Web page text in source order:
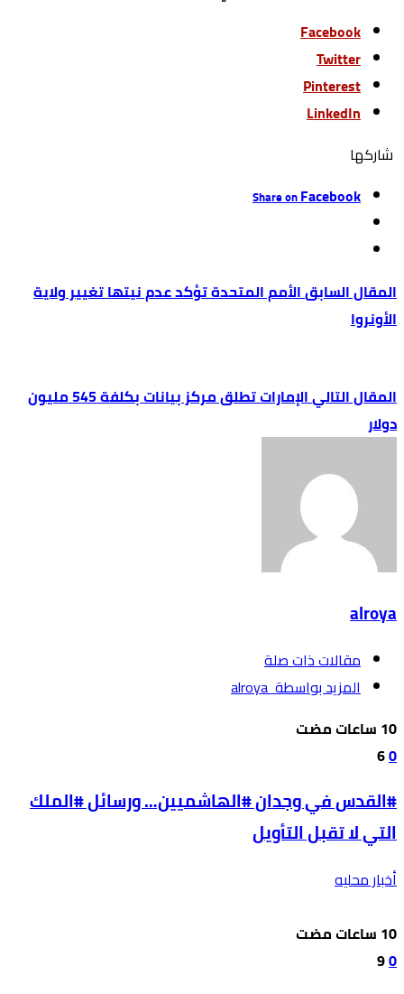
Facebook
Twitter
Pinterest
LinkedIn
‫‫ شاركها‬
Share onFacebook
الأمم المتحدة تؤكد عدم نيتها تغيير ولاية
الأونروا
الإمارات تطلق مركز بيانات بكلفة 545 مليون
دولار
alroya
‫مقالات ذات صلة‬
‫‫المزيد بواسطة‬ ‬ alroya
0
6
#القدس في وجدان #الهاشميين… ورسائل #الملك
التي لا تقبل التأويل
أخبار محليه
0
9